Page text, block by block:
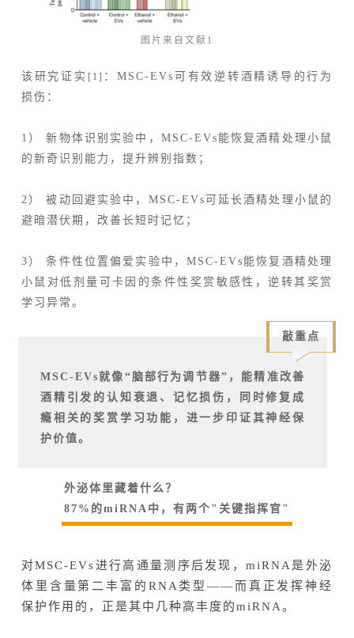
图片来自文献1
该研究证实 [1] ：MSC-EVs可有效逆转酒精诱导的行为
损伤：
1） 新物体识别实验中，MSC-EVs能恢复酒精处理小鼠
的新奇识别能力，提升辨别指数；
2） 被动回避实验中，MSC-EVs可延长酒精处理小鼠的
避暗潜伏期，改善长短时记忆；
3） 条件性位置偏爱实验中，MSC-EVs能恢复酒精处理
小鼠对低剂量可卡因的条件性奖赏敏感性，逆转其奖赏
学习异常。
敲重点
MSC-EVs就像“脑部行为调节器”，能精准改善
酒精引发的认知衰退、记忆损伤，同时修复成
瘾相关的奖赏学习功能，进一步印证其神经保
护价值。
外泌体里藏着什么？
87%的miRNA中，有两个"关键指挥官"
对MSC-EVs进行高通量测序后发现，miRNA是外泌
体里含量第二丰富的RNA类型——而真正发挥神经
保护作用的，正是其中几种高丰度的miRNA。